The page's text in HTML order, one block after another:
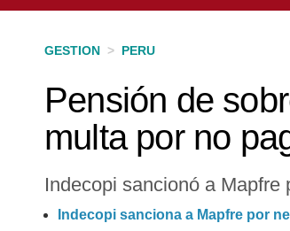
GESTION > PERU
Pensión de
multa por no
Indecopi sancionó a
Indecopi sanciona a Mapfre por